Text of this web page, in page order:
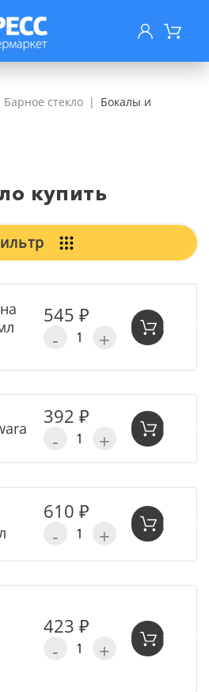
Барное стекло
Бокалы и
купить
545 ₽
- + В
392 ₽
- + В
610 ₽
- + В
423 ₽
- + В